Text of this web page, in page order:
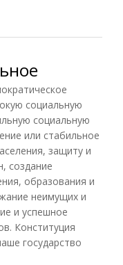
социальную
социальную
или стабильное
защиту и
создание
образования и
неимущих и
и успешное
Конституция
государство